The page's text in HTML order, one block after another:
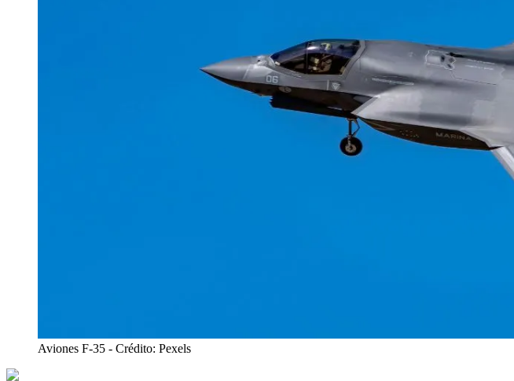
Aviones F-35 - Crédito: Pexels